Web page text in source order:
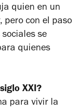
quien en un
pero con el paso
se
quienes
XXI?
para vivir la